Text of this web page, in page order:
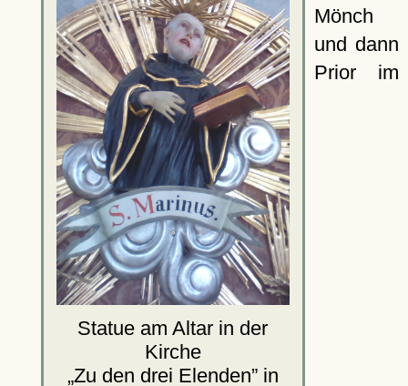
Statue am Altar in der
Kirche
Zu den drei Elenden in
Mönch
und dann
Prior im